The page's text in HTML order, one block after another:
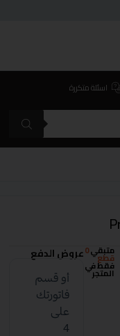
اسئلة متكررة
متبقي0
قطع
فقط في
المتجر
عروض الدفع